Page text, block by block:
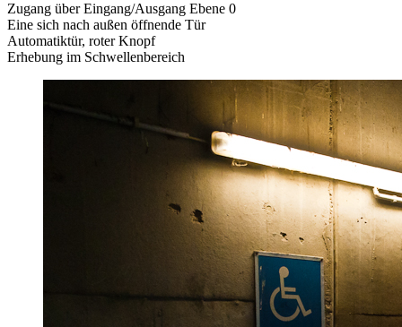
Zugang über Eingang/Ausgang Ebene 0
Eine sich nach außen öffnende Tür
Automatiktür, roter Knopf
Erhebung im Schwellenbereich